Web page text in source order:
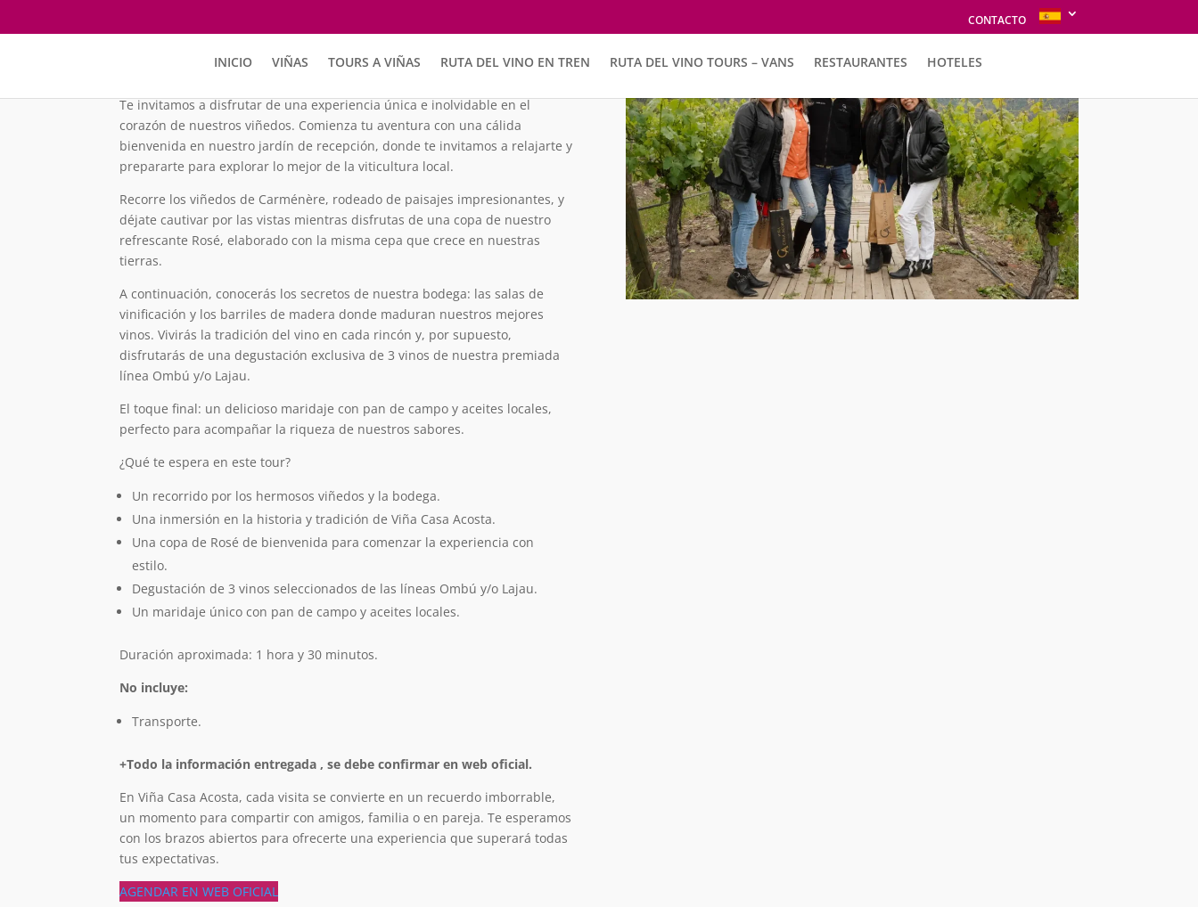
CONTACTO
INICIO VIÑAS TOURS A VIÑAS RUTA DEL VINO EN TREN RUTA DEL VINO TOURS – VANS RESTAURANTES HOTELES
Te invitamos a disfrutar de una experiencia única e inolvidable en el
corazón de nuestros viñedos. Comienza tu aventura con una cálida
bienvenida en nuestro jardín de recepción, donde te invitamos a relajarte y
prepararte para explorar lo mejor de la viticultura local.
Recorre los viñedos de Carménère, rodeado de paisajes impresionantes, y
déjate cautivar por las vistas mientras disfrutas de una copa de nuestro
refrescante Rosé, elaborado con la misma cepa que crece en nuestras
tierras.
A continuación, conocerás los secretos de nuestra bodega: las salas de
vinificación y los barriles de madera donde maduran nuestros mejores
vinos. Vivirás la tradición del vino en cada rincón y, por supuesto,
disfrutarás de una degustación exclusiva de 3 vinos de nuestra premiada
línea Ombú y/o Lajau.
El toque final: un delicioso maridaje con pan de campo y aceites locales,
perfecto para acompañar la riqueza de nuestros sabores.
¿Qué te espera en este tour?
Un recorrido por los hermosos viñedos y la bodega.
Una inmersión en la historia y tradición de Viña Casa Acosta.
Una copa de Rosé de bienvenida para comenzar la experiencia con
estilo.
Degustación de 3 vinos seleccionados de las líneas Ombú y/o Lajau.
Un maridaje único con pan de campo y aceites locales.
Duración aproximada: 1 hora y 30 minutos.
No incluye:
Transporte.
+Todo la información entregada , se debe confirmar en web oficial.
En Viña Casa Acosta, cada visita se convierte en un recuerdo imborrable,
un momento para compartir con amigos, familia o en pareja. Te esperamos
con los brazos abiertos para ofrecerte una experiencia que superará todas
tus expectativas.
AGENDAR EN WEB OFICIAL